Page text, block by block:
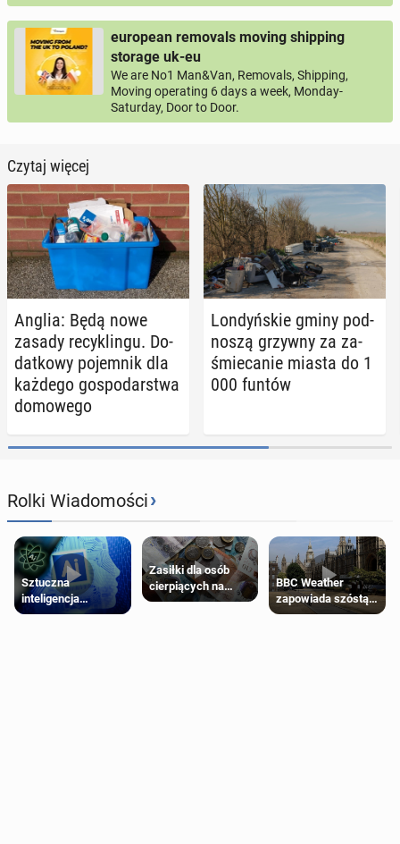
european removals moving shipping
storage uk-eu
We are No1 Man&Van, Removals, Shipping,
Moving operating 6 days a week, Monday-
Saturday, Door to Door.
Czytaj więcej
Anglia: Będą nowe
zasady re­cy­klin­gu. Do­
dat­ko­wy po­jem­nik dla
każdego go­spo­dar­stwa
do­mo­we­go
Lon­dyń­skie gminy pod­
no­szą grzywny za za­
śmie­ca­nie miasta do 1
000 funtów
Rolki Wiadomości›
Sztuczna
inteligencja
próbowała oszukać
Zasiłki dla osób
cierpiących na
schorzenia
BBC Weather
zapowiada szóstą
falę upałów w